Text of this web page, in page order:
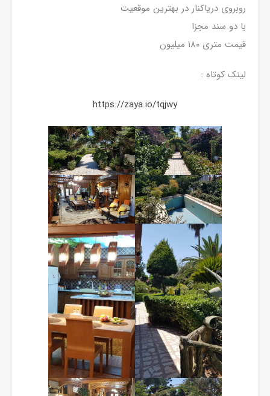
روبروی دریاکنار در بهترین موقعیت
با دو سند مجزا
قیمت متری ۱۸۰ میلیون
لینک کوتاه :
https://zaya.io/tqjwy